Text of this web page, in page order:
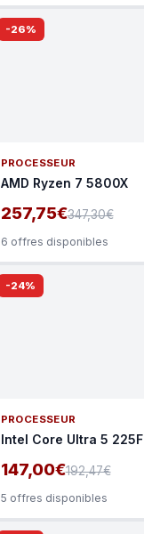
-26%
PROCESSEUR
AMD Ryzen 7 5800X
257,75€347,30€
6 offres disponibles
-24%
PROCESSEUR
Intel Core Ultra 5 225F
147,00€192,47€
5 offres disponibles